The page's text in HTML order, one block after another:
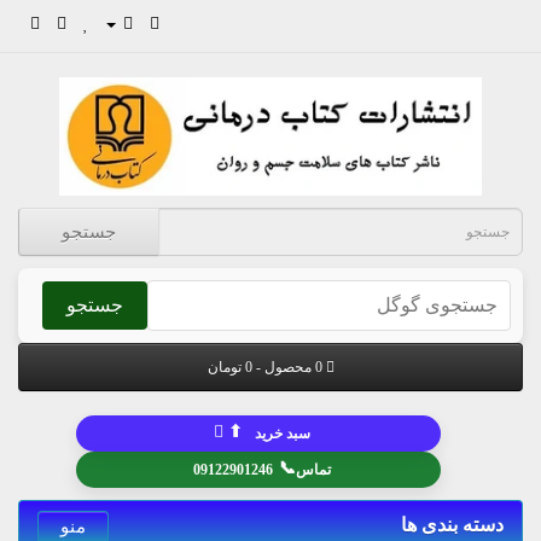
جستجو
جستجو
0 محصول - 0 تومان
تماس📞
09122901246
سبد خرید ⬆
دسته بندی ها منو